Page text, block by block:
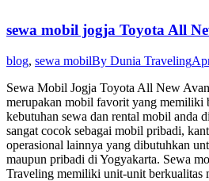
sewa mobil jogja Toyota All
blog, sewa mobilBy Dunia Traveling
Sewa Mobil Jogja Toyota All New
merupakan mobil favorit yang memiliki
kebutuhan sewa dan rental mobil anda
sangat cocok sebagai mobil pribadi,
operasional lainnya yang dibutuhkan
maupun pribadi di Yogyakarta. Sewa
Traveling memiliki unit-unit